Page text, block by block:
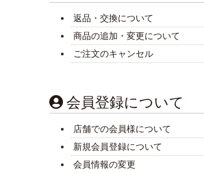
返品・交換について
商品の追加・変更について
ご注文のキャンセル
会員登録について
店舗での会員様について
新規会員登録について
会員情報の変更